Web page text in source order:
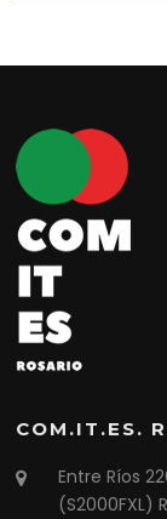
COM.IT.ES.
Entre Ríos
(S2000FXL)